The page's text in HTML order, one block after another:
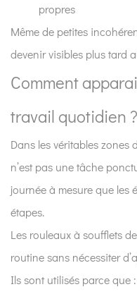
d’emballage
reste
largement
?
Comment
s’intègre-
t-
dans
le
processus
plus
large
propres
Même de petites
devenir visibles plus tard
Comment
travail quotidien ?
Dans les véritables zones
n’est pas une tâche
journée à mesure que les
étapes.
Les rouleaux à soufflets
routine sans nécessiter
Ils sont utilisés parce que :